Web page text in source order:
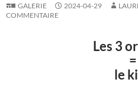
GALERIE 2024-04-29
COMMENTAIRE
Les 3
=
le